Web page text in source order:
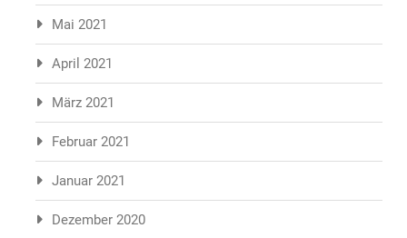
Mai 2021
April 2021
März 2021
Februar 2021
Januar 2021
Dezember 2020